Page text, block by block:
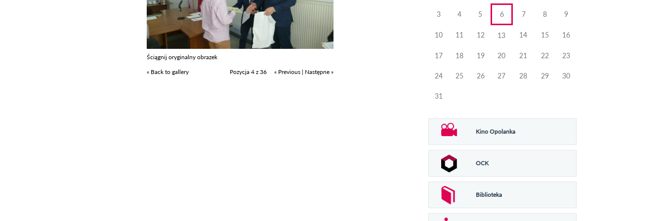
Ściągnij oryginalny obrazek
« Back to gallery
Pozycja 4 z 36 « Previous | Następne »
3 4 5 6 7 8 9
10 11 12 13 14 15 16
17 18 19 20 21 22 23
24 25 26 27 28 29 30
31
Kino Opolanka
OCK
Biblioteka